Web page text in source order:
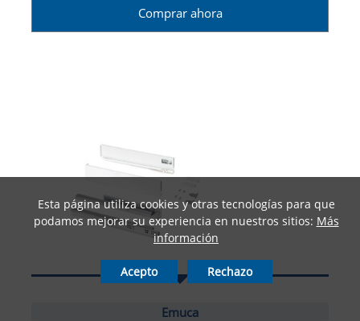
Comprar ahora
Emuca
Esta página utiliza cookies y otras tecnologías para que
podamos mejorar su experiencia en nuestros sitios: Más
información
Acepto Rechazo